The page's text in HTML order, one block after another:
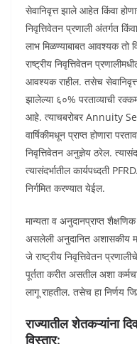
सेवानिवृत्त झाले आहेत किंवा
निवृत्तिवेतन प्रणाली अंतर्गत
लाभ मिळण्याबाबत आवश्यक तो
राष्ट्रीय निवृत्तिवेतन
आवश्यक राहील. तसेच सेवानिवृत्त
झालेल्या ६०% परताव्याची
आहे. त्याचबरोबर Annuity
वार्षिकीमधून प्राप्त होणारा
निवृत्तिवेतन अनुज्ञेय ठरेल.
त्यासंदर्भातील कार्यपध्दती
निर्गमित करण्यात येईल.
मान्यता व अनुदानप्राप्त
असलेली अनुदानित अशासकीय
जे राष्ट्रीय निवृत्तिवेतन
पूर्तता करीत असतील अशा
लागू राहतील. तसेच हा निर्णय
राज्यातील शेतकऱ्यांना
विस्तार: